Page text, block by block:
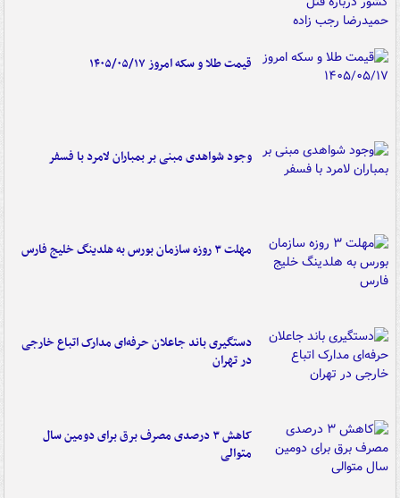
قیمت طلا و سکه امروز ۱۴۰۵/۰۵/۱۷
وجود شواهدی مبنی بر بمباران لامرد با فسفر
مهلت ۳ روزه سازمان بورس به هلدینگ خلیج فارس
دستگیری باند جاعلان حرفه‌ای مدارک اتباع خارجی
در تهران
کاهش ۳ درصدی مصرف برق برای دومین سال
متوالی